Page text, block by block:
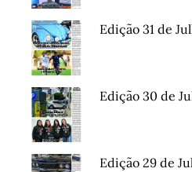
Edição 31 de
Edição 30 de
Edição 29 de